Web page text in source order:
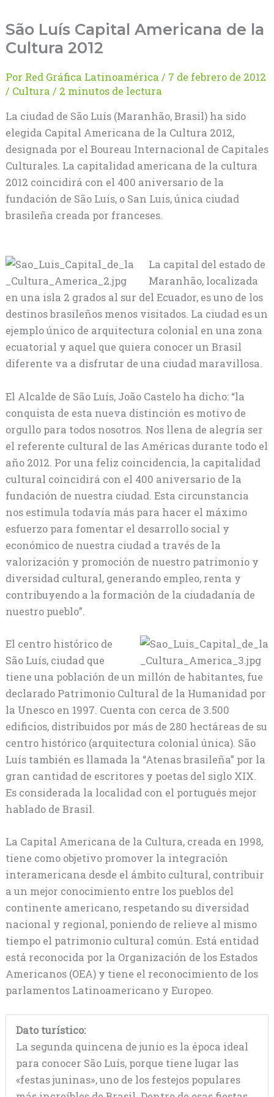
São Luís Capital Americana de la
Cultura 2012
Por Red Gráfica Latinoamérica / 7 de febrero de 2012
/ Cultura / 2 minutos de lectura
La ciudad de São Luís (Maranhão, Brasil) ha sido
elegida Capital Americana de la Cultura 2012,
designada por el Boureau Internacional de Capitales
Culturales. La capitalidad americana de la cultura
2012 coincidirá con el 400 aniversario de la
fundación de São Luís, o San Luis, única ciudad
brasileña creada por franceses.
La capital del estado de
Maranhão, localizada
en una isla 2 grados al sur del Ecuador, es uno de los
destinos brasileños menos visitados. La ciudad es un
ejemplo único de arquitectura colonial en una zona
ecuatorial y aquel que quiera conocer un Brasil
diferente va a disfrutar de una ciudad maravillosa.
El Alcalde de São Luís, João Castelo ha dicho: “la
conquista de esta nueva distinción es motivo de
orgullo para todos nosotros. Nos llena de alegría ser
el referente cultural de las Américas durante todo el
año 2012. Por una feliz coincidencia, la capitalidad
cultural coincidirá con el 400 aniversario de la
fundación de nuestra ciudad. Esta circunstancia
nos estimula todavía más para hacer el máximo
esfuerzo para fomentar el desarrollo social y
económico de nuestra ciudad a través de la
valorización y promoción de nuestro patrimonio y
diversidad cultural, generando empleo, renta y
contribuyendo a la formación de la ciudadanía de
nuestro pueblo”.
El centro histórico de
São Luís, ciudad que
tiene una población de un millón de habitantes, fue
declarado Patrimonio Cultural de la Humanidad por
la Unesco en 1997. Cuenta con cerca de 3.500
edificios, distribuidos por más de 280 hectáreas de su
centro histórico (arquitectura colonial única). São
Luís también es llamada la “Atenas brasileña” por la
gran cantidad de escritores y poetas del siglo XIX.
Es considerada la localidad con el portugués mejor
hablado de Brasil.
La Capital Americana de la Cultura, creada en 1998,
tiene como objetivo promover la integración
interamericana desde el ámbito cultural, contribuir
a un mejor conocimiento entre los pueblos del
continente americano, respetando su diversidad
nacional y regional, poniendo de relieve al mismo
tiempo el patrimonio cultural común. Está entidad
está reconocida por la Organización de los Estados
Americanos (OEA) y tiene el reconocimiento de los
parlamentos Latinoamericano y Europeo.
Dato turístico:
La segunda quincena de junio es la época ideal
para conocer São Luís, porque tiene lugar las
«festas juninas», uno de los festejos populares